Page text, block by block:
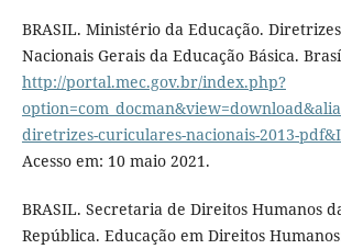
BRASIL. Ministério da Educação.
Nacionais Gerais da Educação Básica.
http://portal.mec.gov.br/index.php?
diretrizes-curiculares-nacionais-2013-
Acesso em: 10 maio 2021.
BRASIL. Secretaria de Direitos Humanos
República. Educação em Direitos